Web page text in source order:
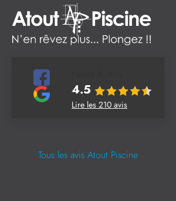
4.5
Lire les 210 avis
Tous les avis Atout Piscine